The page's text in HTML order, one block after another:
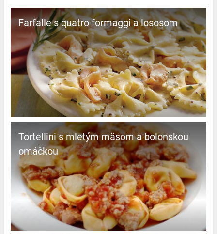
Farfalle s quatro formaggi a lososom
Tortellini s mletým mäsom a bolonskou
omáčkou